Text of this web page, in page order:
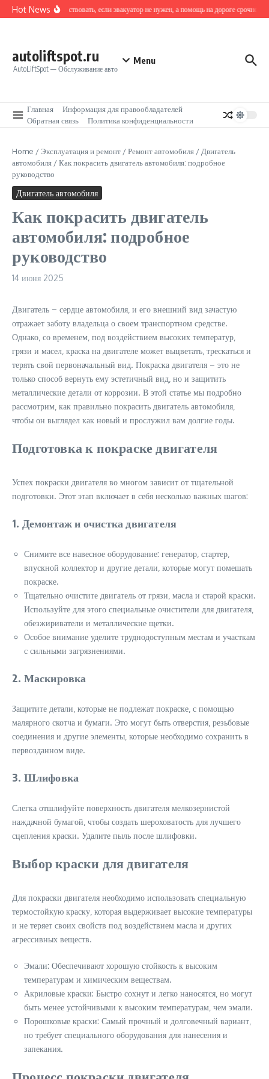
Перейти к содержанию
Hot NewsКак действовать, если эвакуатор не нужен, а помощь на дороге срочно
autoliftspot.ru
AutoLiftSpot — Обслуживание авто
Menu
Главная
Информация для правообладателей
Обратная связь
Политика конфиденциальности
Home /Эксплуатация и ремонт /Ремонт автомобиля / Двигатель
автомобиля /Как покрасить двигатель автомобиля: подробное
руководство
Двигатель автомобиля
Как покрасить двигатель
автомобиля: подробное
руководство
14 июня 2025
Двигатель – сердце автомобиля‚ и его внешний вид зачастую
отражает заботу владельца о своем транспортном средстве.
Однако‚ со временем‚ под воздействием высоких температур‚
грязи и масел‚ краска на двигателе может выцветать‚ трескаться и
терять свой первоначальный вид. Покраска двигателя – это не
только способ вернуть ему эстетичный вид‚ но и защитить
металлические детали от коррозии. В этой статье мы подробно
рассмотрим‚ как правильно покрасить двигатель автомобиля‚
чтобы он выглядел как новый и прослужил вам долгие годы.
Подготовка к покраске двигателя
Успех покраски двигателя во многом зависит от тщательной
подготовки. Этот этап включает в себя несколько важных шагов:
1. Демонтаж и очистка двигателя
Снимите все навесное оборудование: генератор‚ стартер‚
впускной коллектор и другие детали‚ которые могут помешать
покраске.
Тщательно очистите двигатель от грязи‚ масла и старой краски.
Используйте для этого специальные очистители для двигателя‚
обезжириватели и металлические щетки.
Особое внимание уделите труднодоступным местам и участкам
с сильными загрязнениями.
2. Маскировка
Защитите детали‚ которые не подлежат покраске‚ с помощью
малярного скотча и бумаги. Это могут быть отверстия‚ резьбовые
соединения и другие элементы‚ которые необходимо сохранить в
первозданном виде.
3. Шлифовка
Слегка отшлифуйте поверхность двигателя мелкозернистой
наждачной бумагой‚ чтобы создать шероховатость для лучшего
сцепления краски. Удалите пыль после шлифовки.
Выбор краски для двигателя
Для покраски двигателя необходимо использовать специальную
термостойкую краску‚ которая выдерживает высокие температуры
и не теряет своих свойств под воздействием масла и других
агрессивных веществ.
Эмали: Обеспечивают хорошую стойкость к высоким
температурам и химическим веществам.
Акриловые краски: Быстро сохнут и легко наносятся‚ но могут
быть менее устойчивыми к высоким температурам‚ чем эмали.
Порошковые краски: Самый прочный и долговечный вариант‚
но требует специального оборудования для нанесения и
запекания.